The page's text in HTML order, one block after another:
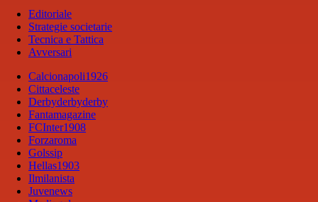
Editoriale
Strategie societarie
Tecnica e Tattica
Avversari
Calcionapoli1926
Cittaceleste
Derbyderbyderby
Fantamagazine
FCInter1908
Forzaroma
Golssip
Hellas1903
Ilmilanista
Juvenews